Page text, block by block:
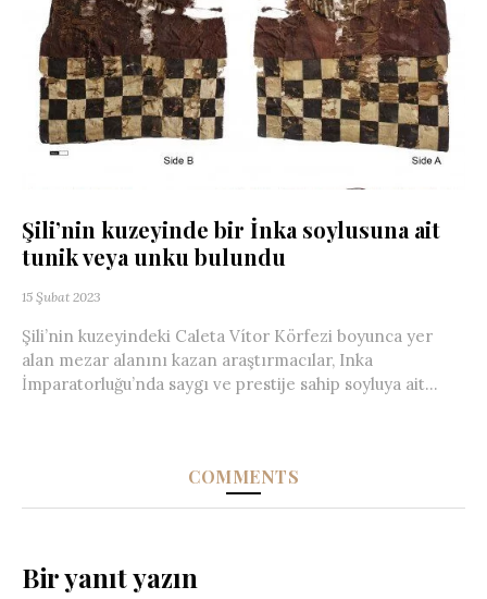
Şili’nin kuzeyinde bir İnka soylusuna ait
tunik veya unku bulundu
15 Şubat 2023
Şili’nin kuzeyindeki Caleta Vítor Körfezi boyunca yer
alan mezar alanını kazan araştırmacılar, Inka
İmparatorluğu’nda saygı ve prestije sahip soyluya ait...
COMMENTS
Bir yanıt yazın